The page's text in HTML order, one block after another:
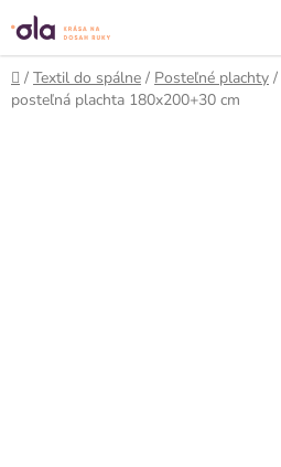
Prejsť
na
obsah
Domov
/ Textil do spálne / Posteľné plachty /
posteľná plachta 180x200+30 cm